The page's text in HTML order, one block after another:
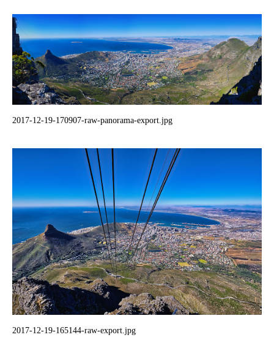
2017-12-19-170907-raw-panorama-export.jpg
2017-12-19-165144-raw-export.jpg